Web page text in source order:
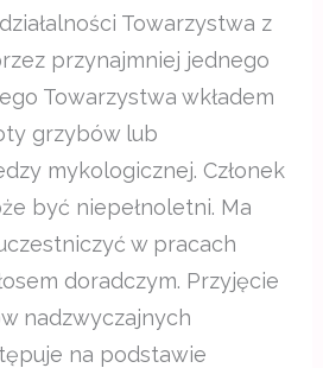
Towarzystwa z
przynajmniej jednego
Towarzystwa wkładem
grzybów lub
mykologicznej. Członek
być niepełnoletni. Ma
w pracach
doradczym. Przyjęcie
nadzwyczajnych
na podstawie